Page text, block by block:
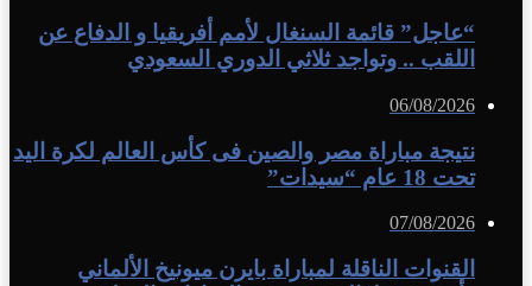
“عاجل” قائمة السنغال لأمم أفريقيا و الدفاع عن
اللقب .. وتواجد ثلاثي الدوري السعودي
06/08/2026
نتيجة مباراة مصر والصين فى كأس العالم لكرة اليد
تحت 18 عام “سيدات”
07/08/2026
القنوات الناقلة لمباراة بايرن ميونيخ الألماني